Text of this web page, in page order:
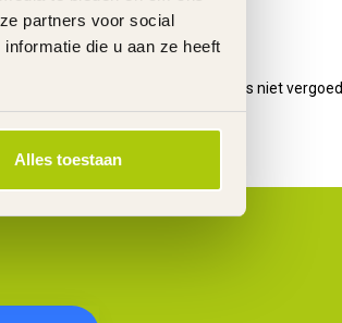
partners voor social
die u aan ze heeft
Alles toestaan
voor het afmonteren van de fiets niet vergoed.